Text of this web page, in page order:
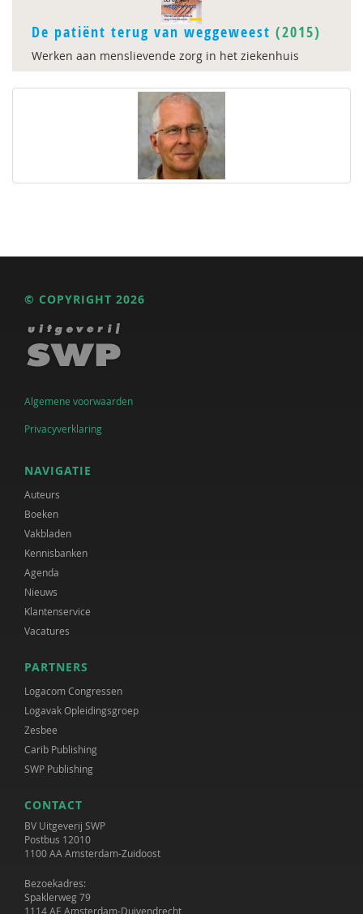
De patiënt terug van weggeweest (2015)
Werken aan menslievende zorg in het ziekenhuis
© COPYRIGHT 2026
Algemene voorwaarden
Privacyverklaring
NAVIGATIE
Auteurs
Boeken
Vakbladen
Kennisbanken
Agenda
Nieuws
Klantenservice
Vacatures
PARTNERS
Logacom Congressen
Logavak Opleidingsgroep
Zesbee
Carib Publishing
SWP Publishing
CONTACT
BV Uitgeverij SWP
Postbus 12010
1100 AA Amsterdam-Zuidoost
Bezoekadres:
Spaklerweg 79
1114 AE Amsterdam-Duivendrecht